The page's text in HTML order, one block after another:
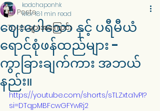
All Posts
Tools များအကြောင်း
ဈေးပေါသော နှင့် ပရီမီယံ
ရောင်စုံဖန်ထည်များ -
ကွာခြားချက်ကား အဘယ်
နည်း။
kodchaponhk
Mar 181 min read
https://youtube.com/shorts/sTLZxta1vPI?
si=DTqpMBFcwGFYwRj2